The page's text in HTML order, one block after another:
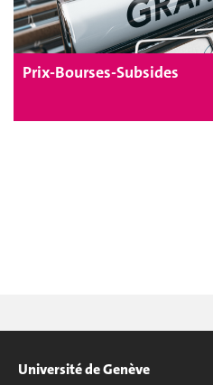
Prix-Bourses-Subsides
Université de Genève